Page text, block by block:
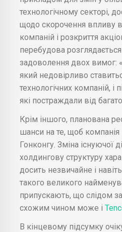
технологічному секторі,
щодо скорочення впливу
компаній і розкриття
перебудова розглядається
задоволення двох вимог:
який недовірливо
технологічних компаній, і
які постраждали від
Крім іншого, планована
шанси на те, щоб компанія
Гонконгу. Зміна існуючої
холдингову структуру
досить незвичайне і
такого великого
припускають, що слідом
схожим чином може і
В кінцевому підсумку